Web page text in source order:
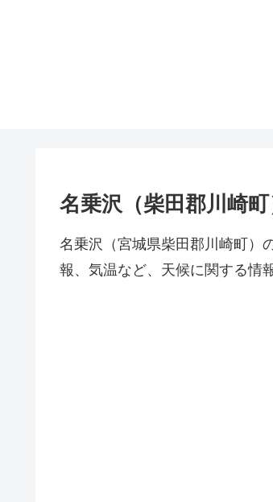
名乗沢（柴田郡川崎
名乗沢（宮城県柴田郡川崎町）
報、気温など、天候に関する情